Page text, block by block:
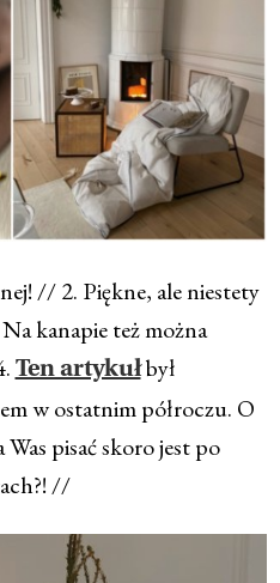
// 2. Piękne, ale niestety
kanapie też można
Ten artykułbył
w ostatnim półroczu. O
pisać skoro jest po
//